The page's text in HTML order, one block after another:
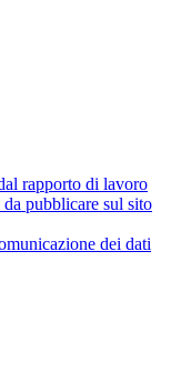
rapporto di lavoro
pubblicare sul sito
dei dati